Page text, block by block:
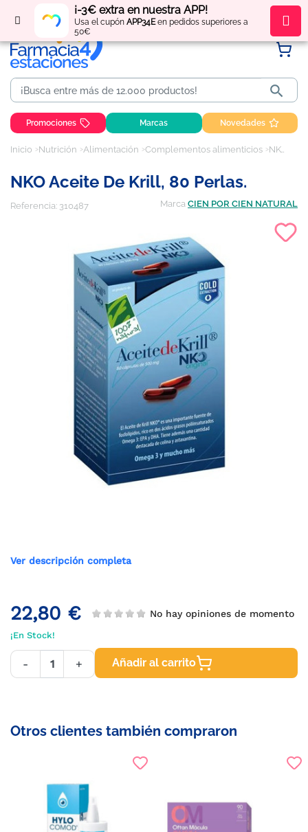
¡-3€ extra en nuestra APP!
Usa el cupón APP34Een pedidos superiores a
50€
Regístratey obténpuntos por tus compras

Promociones Marcas Novedades
Inicio Nutrición Alimentación Complementos alimenticios NKO Aceite de Krill, 80 perlas.
NKO Aceite De Krill, 80 Perlas.
Referencia: 310487 Marca CIEN POR CIEN NATURAL
Ver descripción completa
22,80 € No hay opiniones de momento
¡En Stock!
- + Añadir al carrito
Otros clientes también compraron